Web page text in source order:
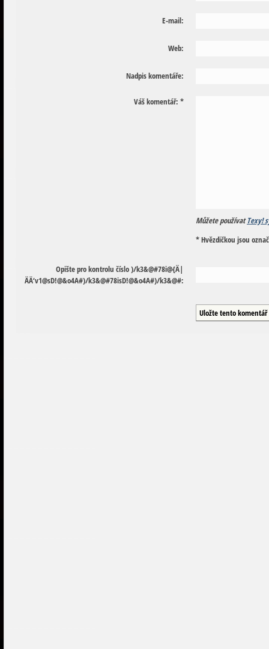
E-mail:
Web:
Nadpis komentáře:
Váš komentář: *
Můžete používatTexy!
* Hvězdičkou jsou
Opište pro kontrolu číslo)/k3&@#78i@{Ä|
ÄÄ‘v1@sD!@&o4A#)/k3&@#78isD!@&o4A#)/k3&@#: